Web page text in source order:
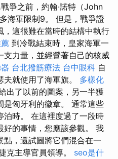
爭之前，約翰·諾特（John
海軍限制9。 但是，戰爭證
，這很難在當時的結構中執行
到冷戰結束時，皇家海軍一
力量，並經營著自己的核威
台北撥筋療法 台中眼科 自
就使用了海軍旗。 多樣化
出了以前的圖案，另一半獲
是匈牙利的徽章。 通常這些
泊時。 在這裡度過了一段時
好的事情，您應該參觀。 我
，還試圖將它們混合在一
克主導官員領導。 seo是什